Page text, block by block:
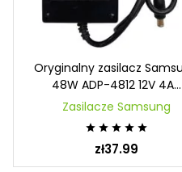
Oryginalny zasilacz
48W ADP-4812 12V 4A...
Zasilacze Samsung
    
zł37.99